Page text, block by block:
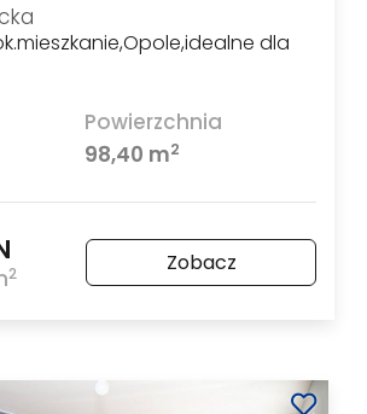
dla
Powierzchnia
98,40 m2
2 Zobacz